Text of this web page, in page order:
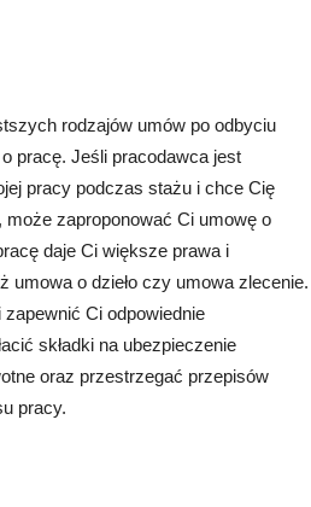
rodzajów umów po odbyciu
pracę. Jeśli pracodawca jest
pracy podczas stażu i chce Cię
może zaproponować Ci umowę o
daje Ci większe prawa i
umowa o dzieło czy umowa zlecenie.
Ci odpowiednie
składki na ubezpieczenie
oraz przestrzegać przepisów
pracy.